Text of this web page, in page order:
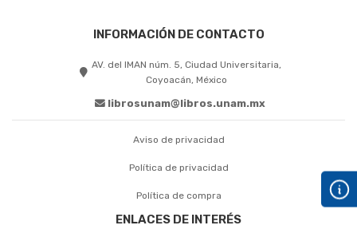
INFORMACIÓN DE CONTACTO
AV. del IMAN núm. 5, Ciudad Universitaria,
Coyoacán, México
librosunam@libros.unam.mx
Aviso de privacidad
Política de privacidad
Política de compra
ENLACES DE INTERÉS